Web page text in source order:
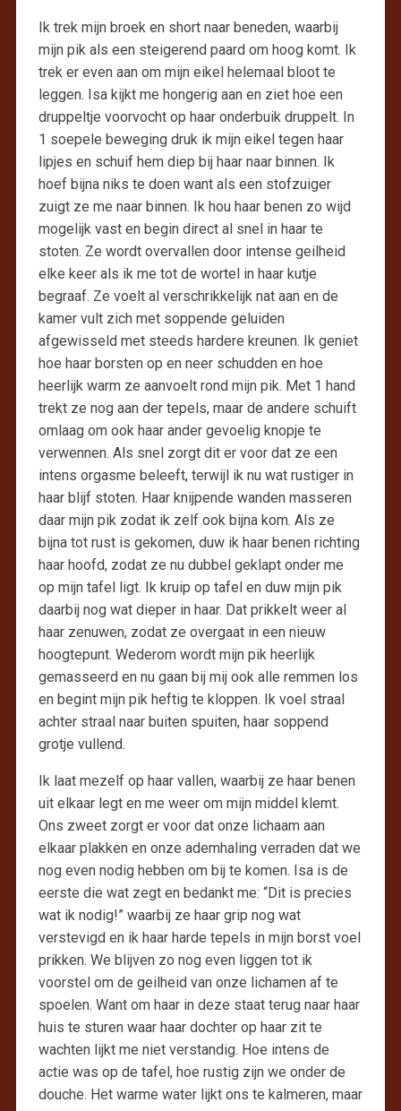
Ik trek mijn broek en short naar beneden, waarbij
mijn pik als een steigerend paard om hoog komt. Ik
trek er even aan om mijn eikel helemaal bloot te
leggen. Isa kijkt me hongerig aan en ziet hoe een
druppeltje voorvocht op haar onderbuik druppelt. In
1 soepele beweging druk ik mijn eikel tegen haar
lipjes en schuif hem diep bij haar naar binnen. Ik
hoef bijna niks te doen want als een stofzuiger
zuigt ze me naar binnen. Ik hou haar benen zo wijd
mogelijk vast en begin direct al snel in haar te
stoten. Ze wordt overvallen door intense geilheid
elke keer als ik me tot de wortel in haar kutje
begraaf. Ze voelt al verschrikkelijk nat aan en de
kamer vult zich met soppende geluiden
afgewisseld met steeds hardere kreunen. Ik geniet
hoe haar borsten op en neer schudden en hoe
heerlijk warm ze aanvoelt rond mijn pik. Met 1 hand
trekt ze nog aan der tepels, maar de andere schuift
omlaag om ook haar ander gevoelig knopje te
verwennen. Als snel zorgt dit er voor dat ze een
intens orgasme beleeft, terwijl ik nu wat rustiger in
haar blijf stoten. Haar knijpende wanden masseren
daar mijn pik zodat ik zelf ook bijna kom. Als ze
bijna tot rust is gekomen, duw ik haar benen richting
haar hoofd, zodat ze nu dubbel geklapt onder me
op mijn tafel ligt. Ik kruip op tafel en duw mijn pik
daarbij nog wat dieper in haar. Dat prikkelt weer al
haar zenuwen, zodat ze overgaat in een nieuw
hoogtepunt. Wederom wordt mijn pik heerlijk
gemasseerd en nu gaan bij mij ook alle remmen los
en begint mijn pik heftig te kloppen. Ik voel straal
achter straal naar buiten spuiten, haar soppend
grotje vullend.
Ik laat mezelf op haar vallen, waarbij ze haar benen
uit elkaar legt en me weer om mijn middel klemt.
Ons zweet zorgt er voor dat onze lichaam aan
elkaar plakken en onze ademhaling verraden dat we
nog even nodig hebben om bij te komen. Isa is de
eerste die wat zegt en bedankt me: “Dit is precies
wat ik nodig!” waarbij ze haar grip nog wat
verstevigd en ik haar harde tepels in mijn borst voel
prikken. We blijven zo nog even liggen tot ik
voorstel om de geilheid van onze lichamen af te
spoelen. Want om haar in deze staat terug naar haar
huis te sturen waar haar dochter op haar zit te
wachten lijkt me niet verstandig. Hoe intens de
actie was op de tafel, hoe rustig zijn we onder de
douche. Het warme water lijkt ons te kalmeren, maar